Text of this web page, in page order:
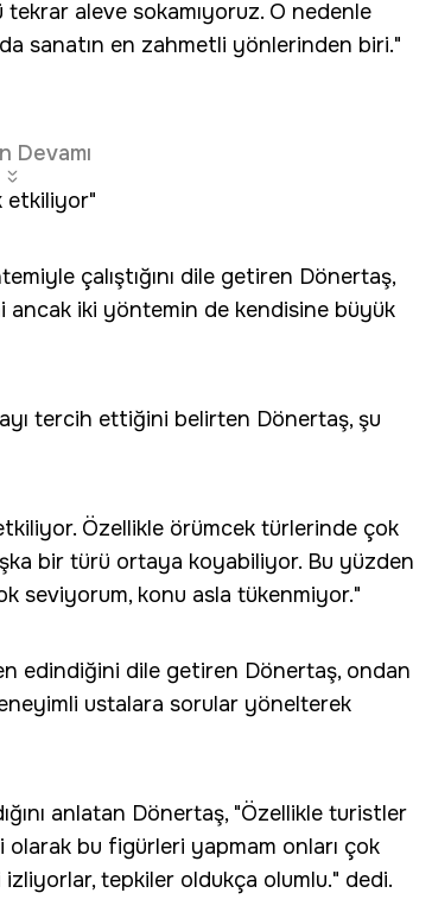
aleve sokamıyoruz. O nedenle
sanatın en zahmetli yönlerinden biri."
Devamı
etkiliyor"
çalıştığını dile getiren Dönertaş,
iki yöntemin de kendisine büyük
tercih ettiğini belirten Dönertaş, şu
Özellikle örümcek türlerinde çok
bir türü ortaya koyabiliyor. Bu yüzden
seviyorum, konu asla tükenmiyor."
edindiğini dile getiren Dönertaş, ondan
ustalara sorular yönelterek
anlatan Dönertaş, "Özellikle turistler
olarak bu figürleri yapmam onları çok
izliyorlar, tepkiler oldukça olumlu." dedi.